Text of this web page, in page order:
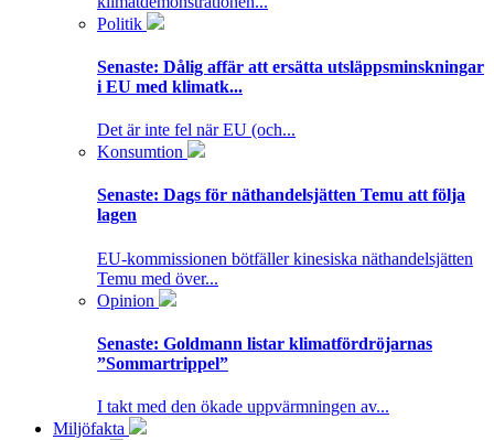
Politik
Senaste: Dålig affär att ersätta utsläppsminskningar
i EU med klimatk...
Det är inte fel när EU (och...
Konsumtion
Senaste: Dags för näthandelsjätten Temu att följa
lagen
EU-kommissionen bötfäller kinesiska näthandelsjätten
Temu med över...
Opinion
Senaste: Goldmann listar klimatfördröjarnas
”Sommartrippel”
I takt med den ökade uppvärmningen av...
Miljöfakta